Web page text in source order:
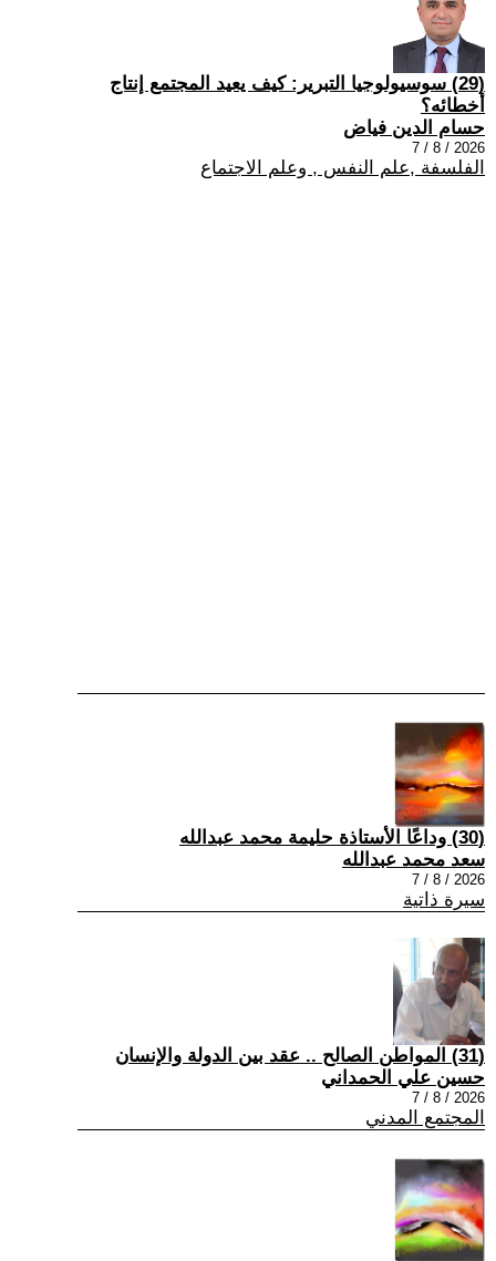
(29) سوسيولوجيا التبرير: كيف يعيد المجتمع إنتاج
أخطائه؟
حسام الدين فياض
2026 / 8 / 7
الفلسفة ,علم النفس , وعلم الاجتماع
(30) وداعًا الأستاذة حليمة محمد عبدالله
سعد محمد عبدالله
2026 / 8 / 7
سيرة ذاتية
(31) المواطن الصالح .. عقد بين الدولة والإنسان
حسين علي الحمداني
2026 / 8 / 7
المجتمع المدني